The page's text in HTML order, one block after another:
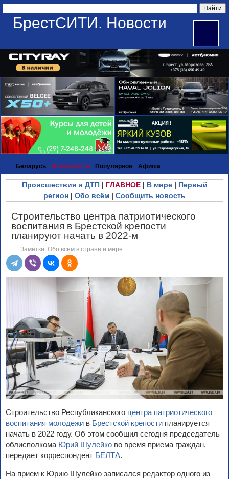
БрестСИТИ. Новости
Беларусь Все новости Популярное Афиша
Происшествия и ДТП| ГЛАВНОЕ| В мире| Первый
регион | Обо всём | Сообщить новость
Строительство центра патриотического
воспитания в Брестской крепости
планируют начать в 2022-м
Заметки. Обо всём в стране и мире
Строительство Республиканского центра патриотического
воспитания молодежи в Брестской крепости планируется
начать в 2022 году. Об этом сообщил сегодня председатель
облисполкома Юрий Шулейко во время приема граждан,
передает корреспондент БЕЛТА.
На прием к Юрию Шулейко записался редактор одного из